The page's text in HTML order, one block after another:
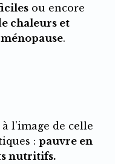
ou encore
chaleurs et
.
l’image de celle
: pauvre en
nutritifs.